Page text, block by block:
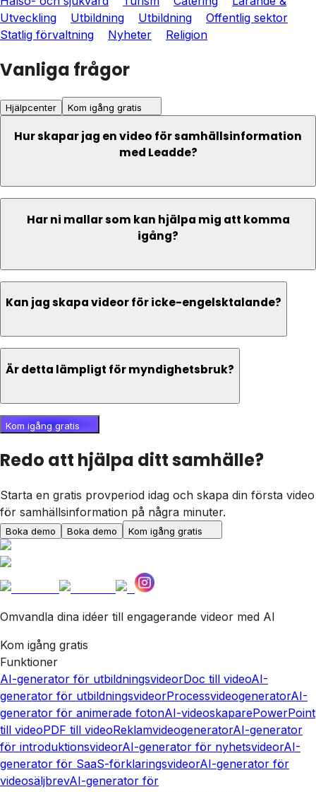
Utveckling
Utbildning Utbildning
Offentlig sektor
Statlig förvaltning
Nyheter Religion
Vanliga frågor
Hjälpcenter Kom igång gratis
Hur skapar jag en video för samhällsinformation
med Leadde?
Har ni mallar som kan hjälpa mig att komma
igång?
Kan jag skapa videor för icke-engelsktalande?
Är detta lämpligt för myndighetsbruk?
Kom igång gratis
Redo att hjälpa ditt samhälle?
Starta en gratis provperiod idag och skapa din första video
för samhällsinformation på några minuter.
Boka demo Boka demo Kom igång gratis
Omvandla dina idéer till engagerande videor med AI
Kom igång gratis
Funktioner
AI-generator för utbildningsvideorDoc till videoAI-
generator för utbildningsvideorProcessvideogeneratorAI-
generator för animerade fotonAI-videoskaparePowerPoint
till videoPDF till videoReklamvideogeneratorAI-generator
för introduktionsvideorAI-generator för nyhetsvideorAI-
generator för SaaS-förklaringsvideorAI-generator för
videosäljbrevAI-generator för